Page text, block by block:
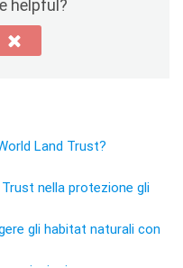
helpful?
Land Trust?
nella protezione gli
gli habitat naturali con